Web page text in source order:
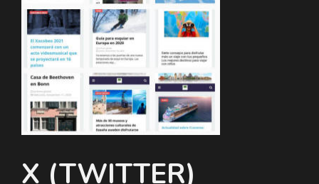
X (TWITTER)